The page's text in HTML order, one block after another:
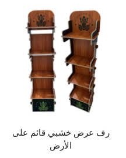
رف عرض خشبي قائم على
الأرض